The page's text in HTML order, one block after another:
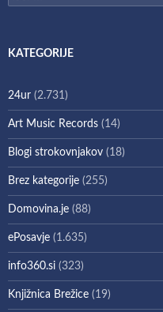
KATEGORIJE
24ur (2.731)
Art Music Records (14)
Blogi strokovnjakov (18)
Brez kategorije (255)
Domovina.je (88)
ePosavje (1.635)
info360.si (323)
Knjižnica Brežice (19)